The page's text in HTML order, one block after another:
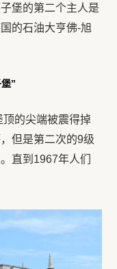
堡的第二个主人是
的石油大亨佛-旭
”
的尖端被震得掉
但是第二次的9级
直到1967年人们